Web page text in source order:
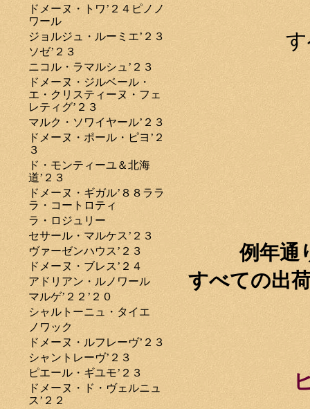
ドメーヌ・トワ’２４ピノノ
ワール
ジョルジュ・ルーミエ’２３
ソゼ’２３
ニコル・ラマルシュ’２３
ドメーヌ・ジルベール・
エ・クリスティーヌ・フェ
レティグ’２３
マルク・ソワイヤール’２３
ドメーヌ・ポール・ピヨ’２
３
ド・モンティーユ＆北海
道’２３
ドメーヌ・ギガル’８８ララ
ラ・コートロティ
ラ・ロジュリー
セサール・マルケス’２３
ヴァーゼンハウス’２３
ドメーヌ・ブレス’２４
アドリアン・ルノワール
マルゲ’２２’２０
シャルトーニュ・タイエ
ノワック
ドメーヌ・ルフレーヴ’２３
シャントレーヴ’２３
ピエール・ギユモ’２３
ドメーヌ・ド・ヴェルニュ
ス’２２
例年通
すべての出